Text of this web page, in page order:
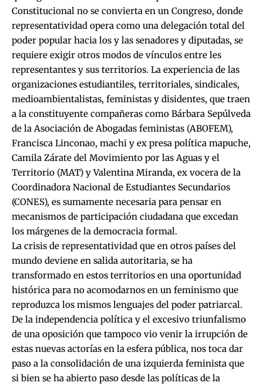
Constitucional no se convierta en un Congreso, donde
representatividad opera como una delegación total del
poder popular hacia los y las senadores y diputadas, se
requiere exigir otros modos de vínculos entre les
representantes y sus territorios. La experiencia de las
organizaciones estudiantiles, territoriales, sindicales,
medioambientalistas, feministas y disidentes, que traen
a la constituyente compañeras como Bárbara Sepúlveda
de la Asociación de Abogadas feministas (ABOFEM),
Francisca Linconao, machi y ex presa política mapuche,
Camila Zárate del Movimiento por las Aguas y el
Territorio (MAT) y Valentina Miranda, ex vocera de la
Coordinadora Nacional de Estudiantes Secundarios
(CONES), es sumamente necesaria para pensar en
mecanismos de participación ciudadana que excedan
los márgenes de la democracia formal.
La crisis de representatividad que en otros países del
mundo deviene en salida autoritaria, se ha
transformado en estos territorios en una oportunidad
histórica para no acomodarnos en un feminismo que
reproduzca los mismos lenguajes del poder patriarcal.
De la independencia política y el excesivo triunfalismo
de una oposición que tampoco vio venir la irrupción de
estas nuevas actorías en la esfera pública, nos toca dar
paso a la consolidación de una izquierda feminista que
si bien se ha abierto paso desde las políticas de la